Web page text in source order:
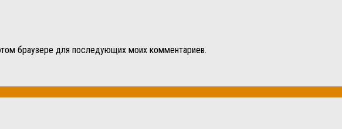
браузере для последующих моих комментариев.